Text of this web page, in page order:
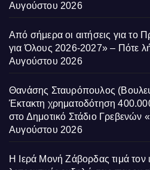
Αυγούστου 2026
Από σήμερα οι αιτήσεις για το
για Όλους 2026-2027» – Πότε
Αυγούστου 2026
Θανάσης Σταυρόπουλος
Έκτακτη χρηματοδότηση
στο Δημοτικό Στάδιο Γρεβενών
Αυγούστου 2026
Η Ιερά Μονή Ζάβορδας τιμά τον